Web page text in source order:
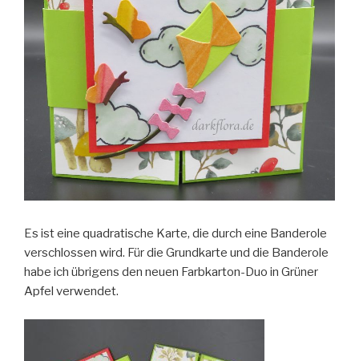
Es ist eine quadratische Karte, die durch eine Banderole
verschlossen wird. Für die Grundkarte und die Banderole
habe ich übrigens den neuen Farbkarton-Duo in Grüner
Apfel verwendet.